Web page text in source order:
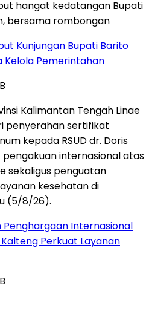
Kunjungan Bupati Barito
Kelola Pemerintahan
Penghargaan Internasional
Perkuat Layanan